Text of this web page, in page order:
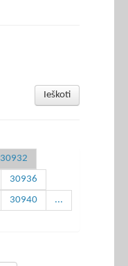
Ieškoti
30932
30936
30940 ...